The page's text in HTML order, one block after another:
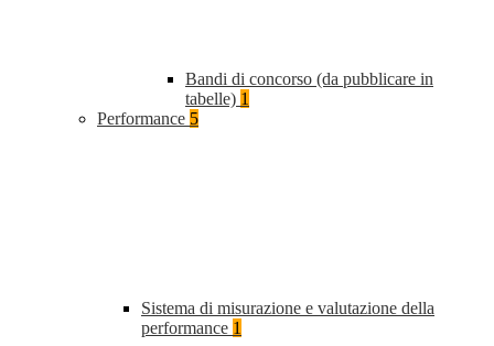
Bandi di concorso (da pubblicare in
tabelle) 1
Performance 5
Sistema di misurazione e valutazione della
performance 1